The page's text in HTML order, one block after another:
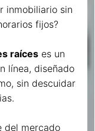
inmobiliario sin
fijos?
raíceses un
línea, diseñado
sin descuidar
del mercado